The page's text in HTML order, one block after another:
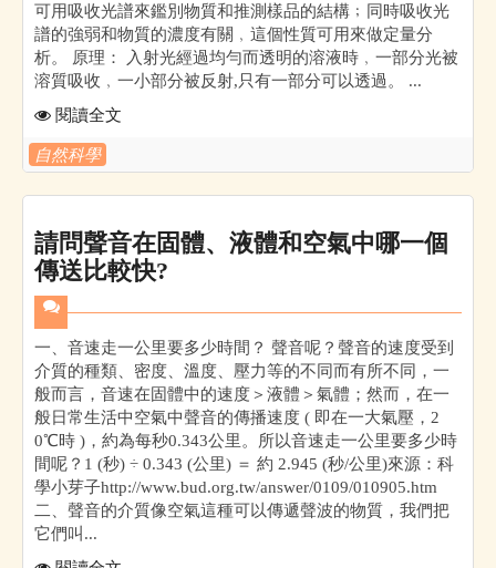
可用吸收光譜來鑑別物質和推測樣品的結構﹔同時吸收光
譜的強弱和物質的濃度有關﹐這個性質可用來做定量分
析。 原理： 入射光經過均勻而透明的溶液時﹐一部分光被
溶質吸收﹐一小部分被反射,只有一部分可以透過。 ...
閱讀全文
自然科學
請問聲音在固體、液體和空氣中哪一個
傳送比較快?
一、音速走一公里要多少時間？ 聲音呢？聲音的速度受到
介質的種類、密度、溫度、壓力等的不同而有所不同，一
般而言，音速在固體中的速度＞液體＞氣體；然而，在一
般日常生活中空氣中聲音的傳播速度 ( 即在一大氣壓，2
0℃時 )，約為每秒0.343公里。所以音速走一公里要多少時
間呢？1 (秒) ÷ 0.343 (公里) ＝ 約 2.945 (秒/公里)來源：科
學小芽子http://www.bud.org.tw/answer/0109/010905.htm
二、聲音的介質像空氣這種可以傳遞聲波的物質，我們把
它們叫...